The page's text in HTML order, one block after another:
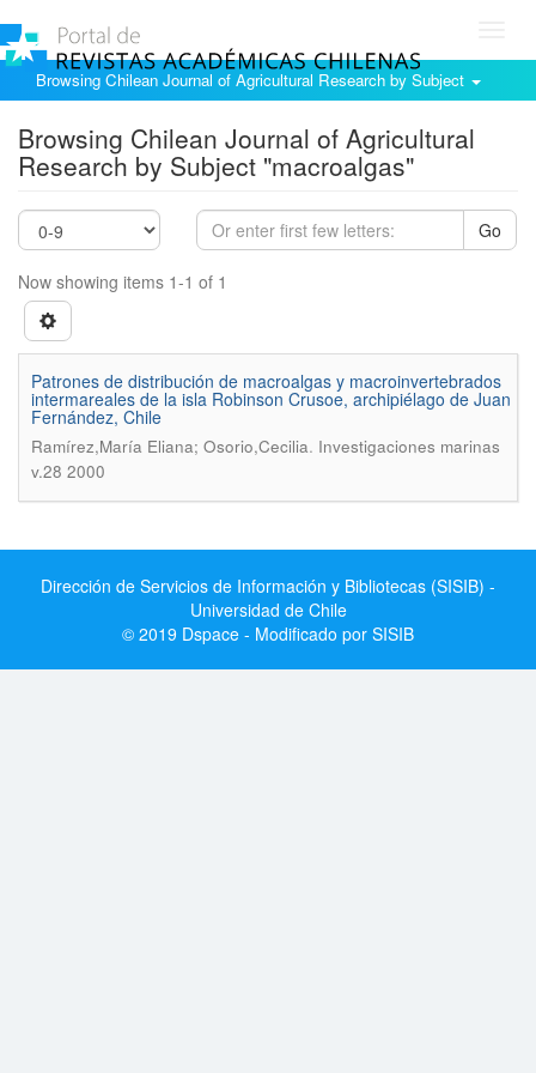
Browsing Chilean Journal of Agricultural Research by Subject
Browsing Chilean Journal of Agricultural
Research by Subject "macroalgas"
Go
Now showing items 1-1 of 1
Patrones de distribución de macroalgas y macroinvertebrados
intermareales de la isla Robinson Crusoe, archipiélago de Juan
Fernández, Chile
Ramírez,María Eliana; Osorio,Cecilia. Investigaciones marinas
v.28 2000
Dirección de Servicios de Información y Bibliotecas (SISIB) -
Universidad de Chile
© 2019 Dspace - Modificado por SISIB